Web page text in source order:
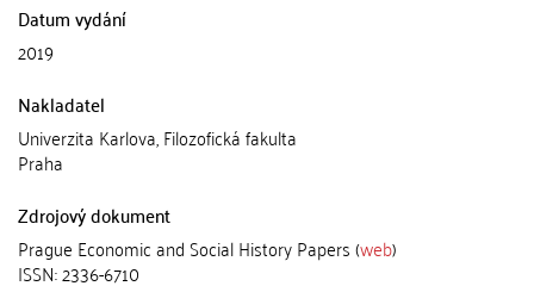
Datum vydání
2019
Nakladatel
Univerzita Karlova, Filozofická fakulta
Praha
Zdrojový dokument
Prague Economic and Social History Papers (web)
ISSN: 2336-6710